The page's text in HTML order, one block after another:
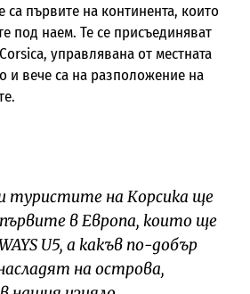
първите на континента, които
под наем. Те се присъединяват
управлявана от местната
и вече са на разположение на
на Корсика ще
в Европа, които ще
U5, а какъв по-добър
на острова,